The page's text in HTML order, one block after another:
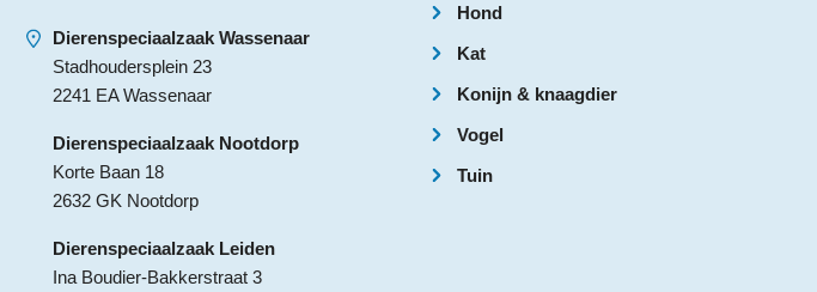
Dierenspeciaalzaak Wassenaar
Stadhoudersplein 23
2241 EA Wassenaar
Dierenspeciaalzaak Nootdorp
Korte Baan 18
2632 GK Nootdorp
Dierenspeciaalzaak Leiden
Ina Boudier-Bakkerstraat 3
Hond
Kat
Konijn & knaagdier
Vogel
Tuin